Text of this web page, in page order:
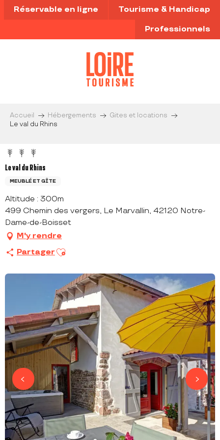
Aller
au
principal
Réservable en ligne Tourisme & Handicap
Professionnels
Accueil Hébergements
Gites et locations
Le val du Rhins
Le val du Rhins
MEUBLÉ ET GÎTE
Altitude : 300m
499 Chemin des vergers, Le Marvallin, 42120 Notre-
Dame-de-Boisset
M'y rendre
Partager Ajouter aux favoris